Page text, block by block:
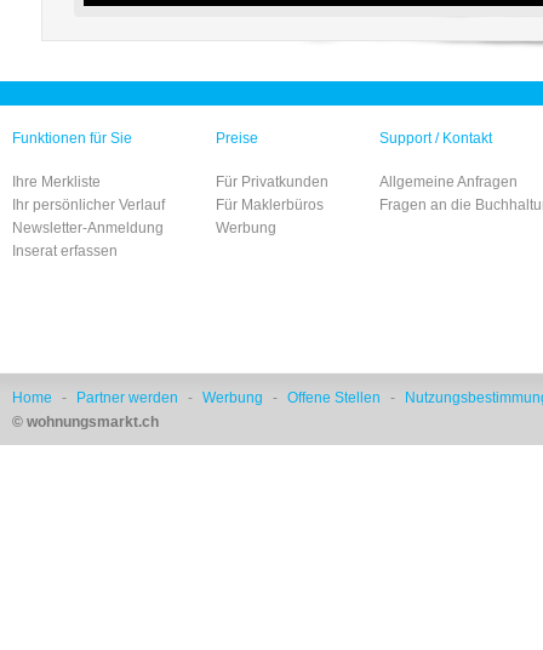
Funktionen für Sie
Ihre Merkliste
Ihr persönlicher Verlauf
Newsletter-Anmeldung
Inserat erfassen
Preise
Für Privatkunden
Für Maklerbüros
Werbung
Support / Kontakt
Allgemeine Anfragen
Fragen an die
Home - Partner werden - Werbung - Offene Stellen -
© wohnungsmarkt.ch